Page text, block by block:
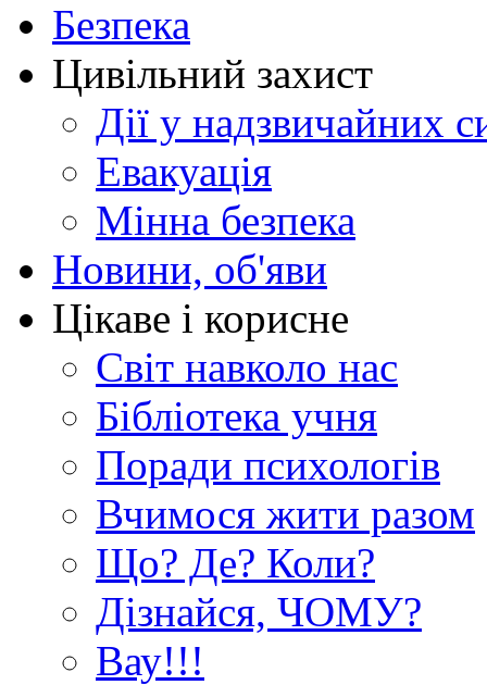
Безпека
Цивільний захист
Дії у надзвичайних
Евакуація
Мінна безпека
Новини, об'яви
Цікаве і корисне
Світ навколо нас
Бібліотека учня
Поради психологів
Вчимося жити разом
Що? Де? Коли?
Дізнайся, ЧОМУ?
Вау!!!